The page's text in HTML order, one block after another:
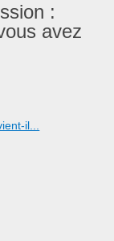
:
avez
il...